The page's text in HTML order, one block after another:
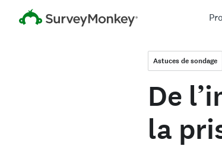
Astuces de sondage
De
la